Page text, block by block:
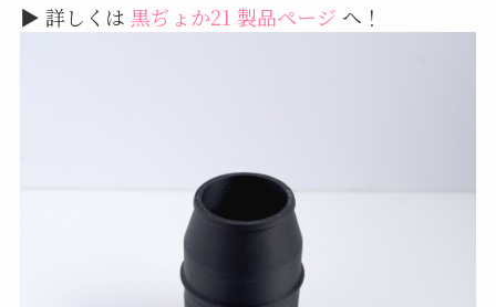
▶ 詳しくは 黒ぢょか21 製品ページ へ！